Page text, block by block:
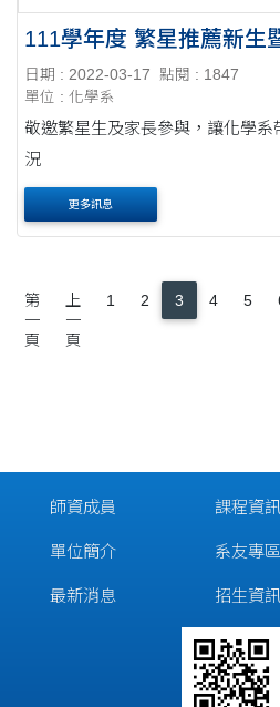
111學年度 繁星推薦新生
日期 : 2022-03-17
點閱 : 1847
單位 : 化學系
敬邀繁星生及家長參與，讓化學
況
更多訊息
第
一
頁
上
一
頁
1 2 3 4 5
師資成員
單位簡介
最新消息
課程資訊
系友專區
招生資訊